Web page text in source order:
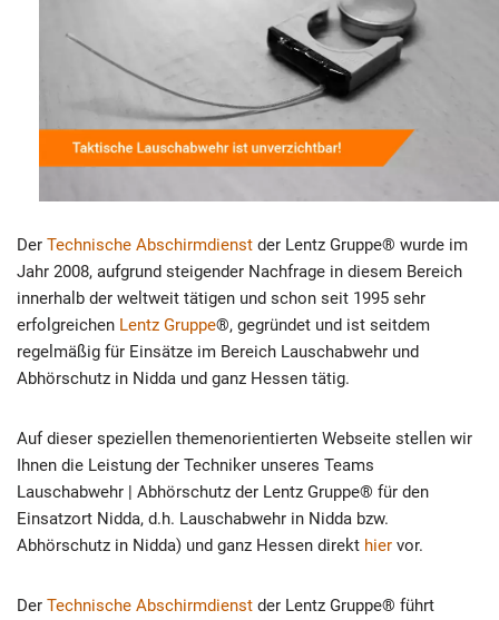
Der Technische Abschirmdienst der Lentz Gruppe® wurde im
Jahr 2008, aufgrund steigender Nachfrage in diesem Bereich
innerhalb der weltweit tätigen und schon seit 1995 sehr
erfolgreichen Lentz Gruppe®, gegründet und ist seitdem
regelmäßig für Einsätze im Bereich Lauschabwehr und
Abhörschutz in Nidda und ganz Hessen tätig.
Auf dieser speziellen themenorientierten Webseite stellen wir
Ihnen die Leistung der Techniker unseres Teams
Lauschabwehr | Abhörschutz der Lentz Gruppe® für den
Einsatzort Nidda, d.h. Lauschabwehr in Nidda bzw.
Abhörschutz in Nidda) und ganz Hessen direkt hier vor.
Der Technische Abschirmdienst der Lentz Gruppe® führt